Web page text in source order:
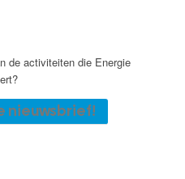
de activiteiten die Energie
nieuwsbrief!